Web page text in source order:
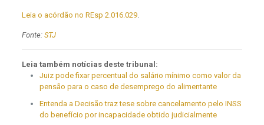
Leia o acórdão no REsp 2.016.029.
Fonte: STJ
Leia também notícias deste tribunal:
Juiz pode fixar percentual do salário mínimo como valor da
pensão para o caso de desemprego do alimentante
Entenda a Decisão traz tese sobre cancelamento pelo INSS
do benefício por incapacidade obtido judicialmente